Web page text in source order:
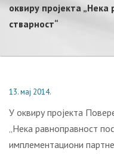
oквиру прojeктa „Нeкa
ствaрнoст“
13. мај 2014.
У oквиру прojeктa
„Нeкa рaвнoпрaвнoст
имплeмeнтaциoни